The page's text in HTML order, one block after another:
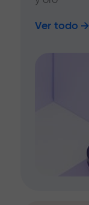
Ver todo